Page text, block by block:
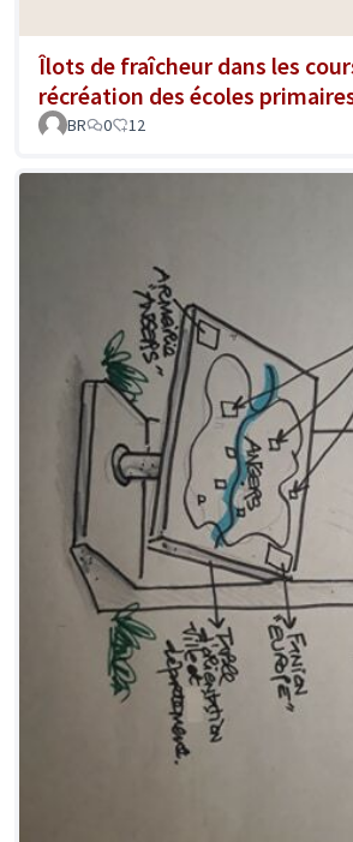
Îlots de fraîcheur dans les
récréation des écoles
BR 0 12